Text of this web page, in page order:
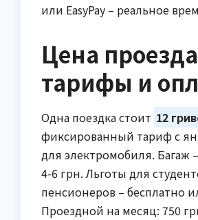
или EasyPay – реальное
Цена
тарифы и
Одна поездка стоит 12
фиксированный тариф с
для электромобиля. Багаж
4-6 грн. Льготы для
пенсионеров – бесплатно
Проездной на месяц: 750